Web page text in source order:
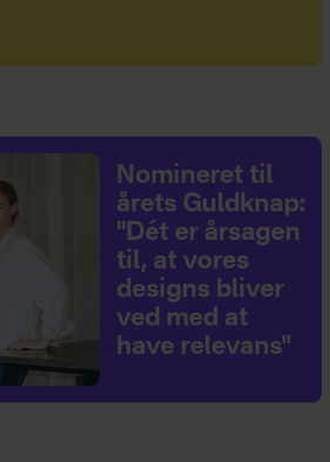
Nomineret til
årets Guldknap:
"Dét er årsagen
til, at vores
designs bliver
ved med at
have relevans"